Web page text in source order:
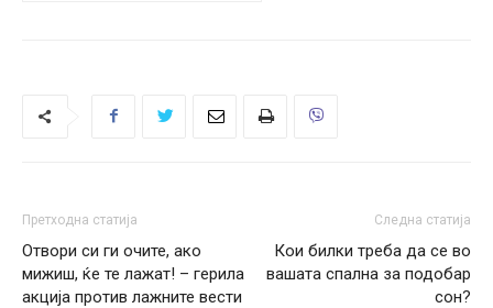
Претходна статија
Отвори си ги очите, ако
мижиш, ќе те лажат! – герила
акција против лажните вести
Следна статија
Кои билки треба да се во
вашата спална за подобар
сон?